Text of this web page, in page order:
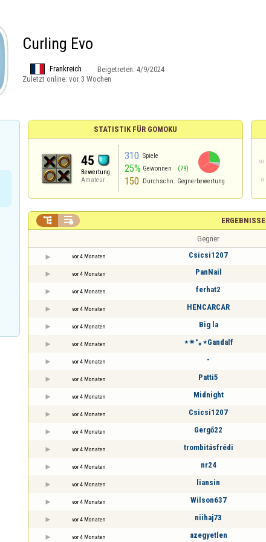
Curling Evo
Frankreich Beigetreten: 4/9/2024
Zuletzt online: vor 3 Wochen
STATISTIK FÜR GOMOKU
45
Bewertung
Amateur
310 Spiele
25% Gewonnen (79)
150 Durchschn. Gegnerbewertung
ERGEBNISSE
 
Gegner
vor 4 Monaten Csicsi1207
vor 4 Monaten PanNail
vor 4 Monaten ferhat2
vor 4 Monaten HENCARCAR
vor 4 Monaten Big la
vor 4 Monaten ⋆✴︎°｡⋆Gandalf
vor 4 Monaten -
vor 4 Monaten Patti5
vor 4 Monaten Midnight
vor 4 Monaten Csicsi1207
vor 4 Monaten Gergő22
vor 4 Monaten trombitásfrédi
vor 4 Monaten nr24
vor 4 Monaten liansin
vor 4 Monaten Wilson637
vor 4 Monaten niihaj73
vor 4 Monaten azegyetlen